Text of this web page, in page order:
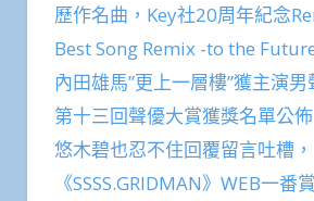
歷作名曲，Key社20周年紀念
Best Song Remix -to the
內田雄馬”更上一層樓”獲主演
第十三回聲優大賞獲獎名單公佈
悠木碧也忍不住回覆留言吐槽，
《SSSS.GRIDMAN》WEB一番